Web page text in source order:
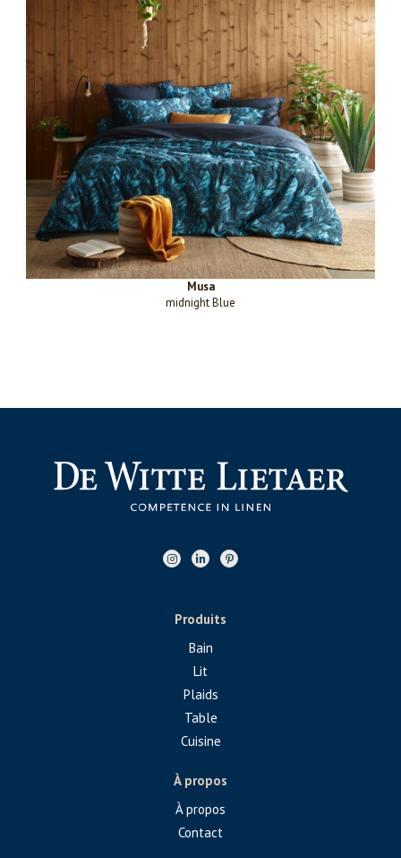
Musa
midnight Blue
Produits
Bain
Lit
Plaids
Table
Cuisine
À propos
À propos
Contact